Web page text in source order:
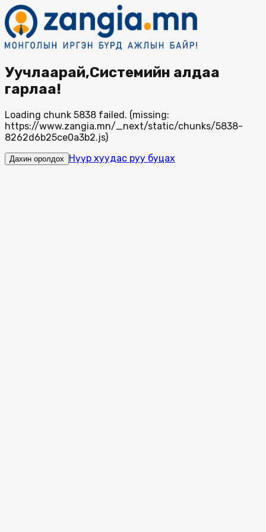
Уучлаарай,Системийн алдаа
гарлаа!
Loading chunk 5838 failed. (missing:
https://www.zangia.mn/_next/static/chunks/5838-
8262d6b25ce0a3b2.js)
Дахин оролдох Нүүр хуудас руу буцах